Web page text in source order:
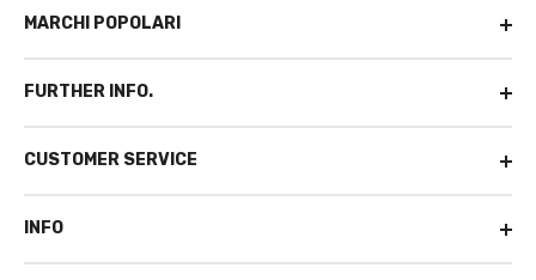
MARCHI POPOLARI
FURTHER INFO.
CUSTOMER SERVICE
INFO